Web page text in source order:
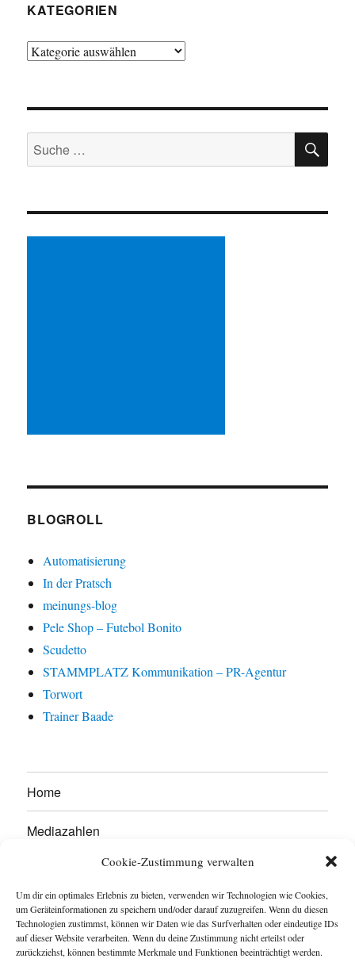
Cookie-Zustimmung verwalten
Um dir ein optimales Erlebnis zu bieten, verwenden wir Technologien wie Cookies,
um Geräteinformationen zu speichern und/oder darauf zuzugreifen. Wenn du diesen
Technologien zustimmst, können wir Daten wie das Surfverhalten oder eindeutige IDs
auf dieser Website verarbeiten. Wenn du deine Zustimmung nicht erteilst oder
zurückziehst, können bestimmte Merkmale und Funktionen beeinträchtigt werden.
KATEGORIEN
Kategorien
Suche
nach:
BLOGROLL
Automatisierung
In der Pratsch
meinungs-blog
Pele Shop – Futebol Bonito
Scudetto
STAMMPLATZ Kommunikation – PR-Agentur
Torwort
Trainer Baade
Home
Mediazahlen
Werben Sie hier!
Kontakt
Impressum